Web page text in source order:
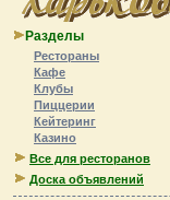
Разделы
Рестораны
Кафе
Клубы
Пиццерии
Кейтеринг
Казино
Все для ресторанов
Доска объявлений